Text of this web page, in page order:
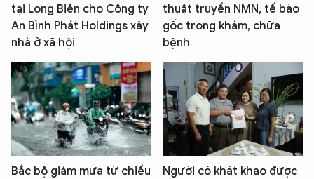
tại Long Biên cho Công ty
An Bình Phát Holdings xây
nhà ở xã hội
thuật truyền NMN, tế bào
gốc trong khám, chữa
bệnh
Bắc bộ giảm mưa từ chiều
Người có khát khao được